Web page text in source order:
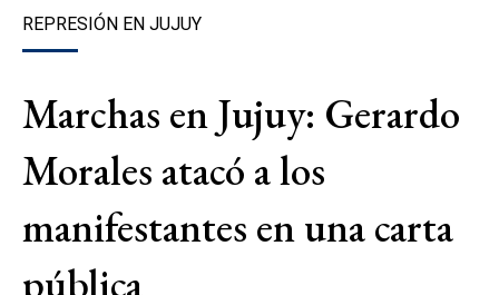
REPRESIÓN EN JUJUY
Marchas en Jujuy: Gerardo
Morales atacó a los
manifestantes en una carta
pública